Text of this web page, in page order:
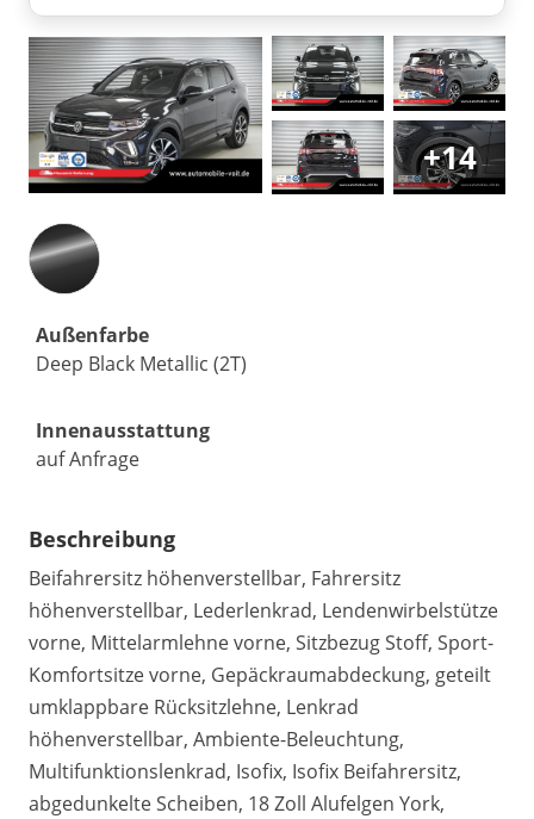
+14
Außenfarbe
Deep Black Metallic (2T)
Innenausstattung
auf Anfrage
Beschreibung
Beifahrersitz höhenverstellbar, Fahrersitz
höhenverstellbar, Lederlenkrad, Lendenwirbelstütze
vorne, Mittelarmlehne vorne, Sitzbezug Stoff, Sport-
Komfortsitze vorne, Gepäckraumabdeckung, geteilt
umklappbare Rücksitzlehne, Lenkrad
höhenverstellbar, Ambiente-Beleuchtung,
Multifunktionslenkrad, Isofix, Isofix Beifahrersitz,
abgedunkelte Scheiben, 18 Zoll Alufelgen York,